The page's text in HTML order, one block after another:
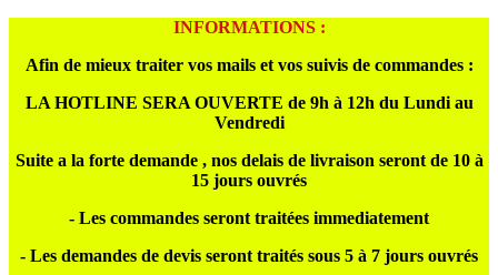
INFORMATIONS :
Afin de mieux traiter vos mails et vos suivis de commandes :
LA HOTLINE SERA OUVERTE de 9h à 12h du Lundi au
Vendredi
Suite a la forte demande , nos delais de livraison seront de 10 à
15 jours ouvrés
- Les commandes seront traitées immediatement
- Les demandes de devis seront traités sous 5 à 7 jours ouvrés